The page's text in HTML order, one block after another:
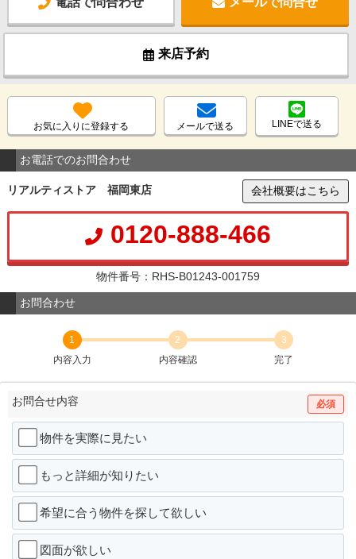
来店予約
お気に入りに登録する メールで送る LINEで送る
お電話でのお問合わせ
リアルティストア 福岡東店 会社概要はこちら
0120-888-466
物件番号：RHS-B01243-001759
お問合わせ
1
内容入力
2
内容確認
3
完了
お問合せ内容 必須
物件を実際に見たい
もっと詳細が知りたい
希望に合う物件を探して欲しい
図面が欲しい